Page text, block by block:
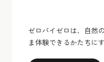
ゼロバイゼロは、自然
ま体験できるかたちに